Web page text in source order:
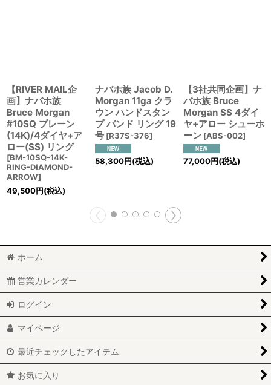
【RIVER MAIL企
画】ナバホ族
Bruce Morgan
#10SQ プレーン
(14K)/4ダイヤ+ア
ロー(SS) リング
[BM-10SQ-14K-
RING-DIAMOND-
ARROW]
49,500円(税込)
ナバホ族 Jacob D.
Morgan 11ga クラ
ウン ハンドスタン
プ バンド リング 19
号 [R37S-376]
58,300円(税込)
【3社共同企画】ナ
バホ族 Bruce
Morgan SS 4ダイ
ヤ+アロー シューホ
ーン [ABS-002]
77,000円(税込)
ホーム
営業カレンダー
ログイン
マイページ
最近チェックしたアイテム
お気に入り